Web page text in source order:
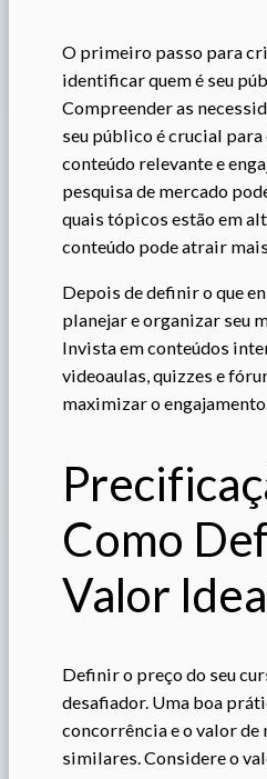
O primeiro passo para
identificar quem é seu
Compreender as
seu público é crucial
conteúdo relevante e
pesquisa de mercado
quais tópicos estão em
conteúdo pode atrair
Depois de definir o que
planejar e organizar seu
Invista em conteúdos
videoaulas, quizzes e
maximizar o engajamento.
Como
Valor
Definir o preço do seu
desafiador. Uma boa
concorrência e o valor de
similares. Considere o